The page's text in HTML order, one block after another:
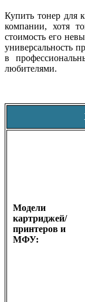
Купить тонер для
компании, хотя
стоимость его
универсальность
в
любителями.
Модели
картриджей/
принтеров и
МФУ: